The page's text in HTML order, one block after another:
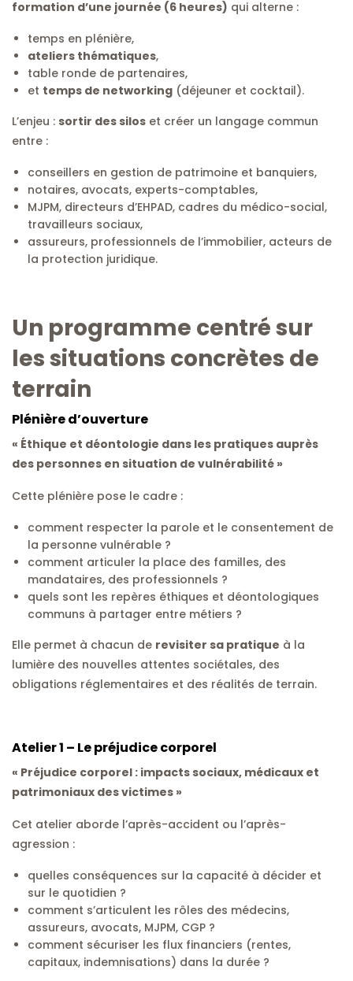
formation d’une journée (6 heures) qui alterne :
temps en plénière,
ateliers thématiques,
table ronde de partenaires,
et temps de networking (déjeuner et cocktail).
L’enjeu : sortir des silos et créer un langage commun
entre :
conseillers en gestion de patrimoine et banquiers,
notaires, avocats, experts-comptables,
MJPM, directeurs d’EHPAD, cadres du médico-social,
travailleurs sociaux,
assureurs, professionnels de l’immobilier, acteurs de
la protection juridique.
Un programme centré sur
les situations concrètes de
terrain
Plénière d’ouverture
« Éthique et déontologie dans les pratiques auprès
des personnes en situation de vulnérabilité »
Cette plénière pose le cadre :
comment respecter la parole et le consentement de
la personne vulnérable ?
comment articuler la place des familles, des
mandataires, des professionnels ?
quels sont les repères éthiques et déontologiques
communs à partager entre métiers ?
Elle permet à chacun de revisiter sa pratique à la
lumière des nouvelles attentes sociétales, des
obligations réglementaires et des réalités de terrain.
Atelier 1 – Le préjudice corporel
« Préjudice corporel : impacts sociaux, médicaux et
patrimoniaux des victimes »
Cet atelier aborde l’après-accident ou l’après-
agression :
quelles conséquences sur la capacité à décider et
sur le quotidien ?
comment s’articulent les rôles des médecins,
assureurs, avocats, MJPM, CGP ?
comment sécuriser les flux financiers (rentes,
capitaux, indemnisations) dans la durée ?